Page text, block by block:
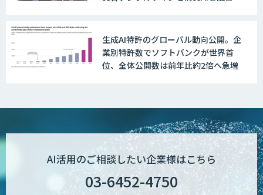
PriceRobo
生成AI特許のグローバル動向公開。企
業別特許数でソフトバンクが世界首
位、全体公開数は前年比約2倍へ急増
AI活用のご相談したい企業様はこちら
03-6452-4750